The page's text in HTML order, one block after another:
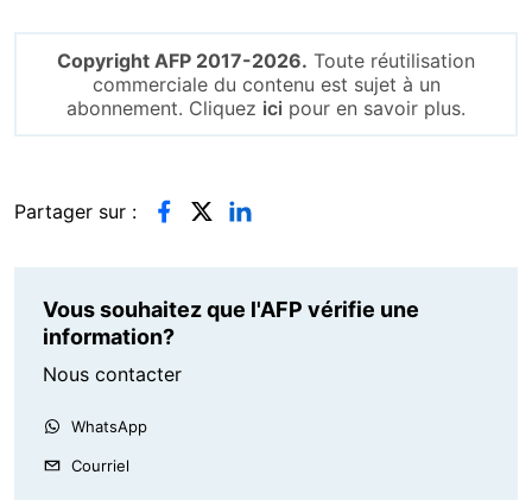
Copyright AFP 2017-2026. Toute réutilisation
commerciale du contenu est sujet à un
abonnement. Cliquez ici pour en savoir plus.
Partager sur :
Vous souhaitez que l'AFP vérifie une
information?
Nous contacter
WhatsApp
Courriel